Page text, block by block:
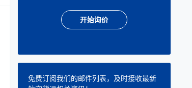
开始询价
免费订阅我们的邮件列表，及时接收最新